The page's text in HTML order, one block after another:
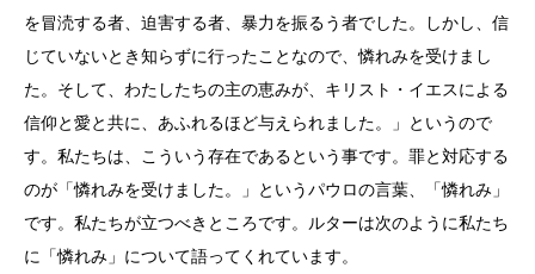
を冒涜する者、迫害する者、暴力を振るう者でした。しかし、信
じていないとき知らずに行ったことなので、憐れみを受けまし
た。そして、わたしたちの主の恵みが、キリスト・イエスによる
信仰と愛と共に、あふれるほど与えられました。」というので
す。私たちは、こういう存在であるという事です。罪と対応する
のが「憐れみを受けました。」というパウロの言葉、「憐れみ」
です。私たちが立つべきところです。ルターは次のように私たち
に「憐れみ」について語ってくれています。